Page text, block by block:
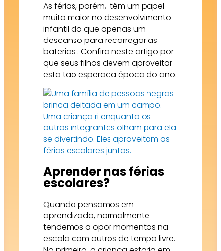
As férias, porém, têm um papel
muito maior no desenvolvimento
infantil do que apenas um
descanso para recarregar as
baterias . Confira neste artigo por
que seus filhos devem aproveitar
esta tão esperada época do ano.
Aprender nas férias
escolares?
Quando pensamos em
aprendizado, normalmente
tendemos a opor momentos na
escola com outros de tempo livre.